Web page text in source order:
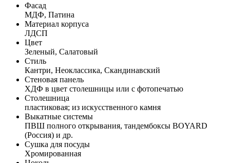
Фасад
МДФ, Патина
Материал корпуса
ЛДСП
Цвет
Зеленый, Салатовый
Стиль
Кантри, Неоклассика, Скандинавский
Стеновая панель
ХДФ в цвет столешницы или с фотопечатью
Столешница
пластиковая; из искусственного камня
Выкатные системы
ПВШ полного открывания, тандембоксы BOYARD
(Россия) и др.
Сушка для посуды
Хромированная